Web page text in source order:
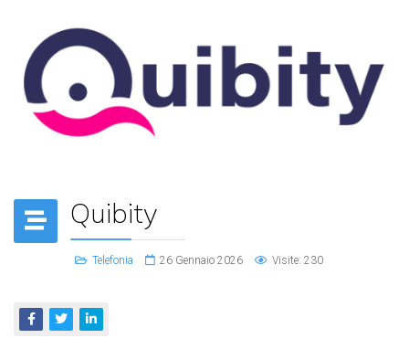
Quibity
Telefonia 26 Gennaio 2026 Visite: 230